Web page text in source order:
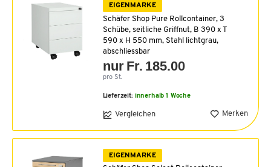
EIGENMARKE
Schäfer Shop Pure Rollcontainer, 3
Schübe, seitliche Griffnut, B 390 x T
590 x H 550 mm, Stahl lichtgrau,
abschliessbar
nur Fr. 185.00
pro St.
Lieferzeit: innerhalb 1 Woche
Vergleichen Merken
EIGENMARKE